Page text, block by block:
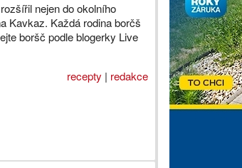
nejen do okolního
Kavkaz. Každá rodina borčš
boršč podle blogerky Live
recepty | redakce